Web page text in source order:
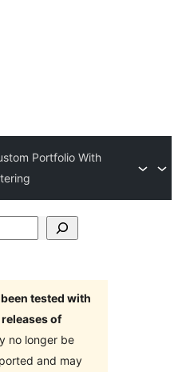
Portfolio With
been tested with
of
no longer be
and may